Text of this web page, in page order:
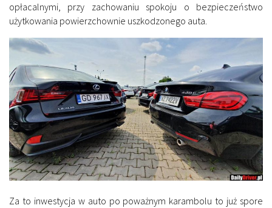
opłacalnymi, przy zachowaniu spokoju o bezpieczeństwo
użytkowania powierzchownie uszkodzonego auta.
Za to inwestycja w auto po poważnym karambolu to już spore